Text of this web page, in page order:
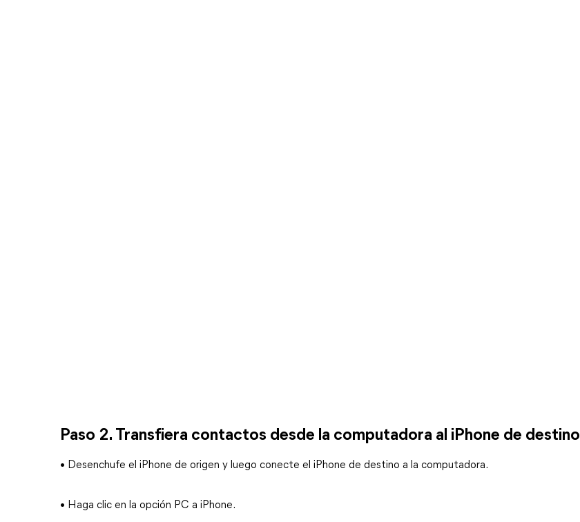
Paso 2. Transfiera contactos desde la computadora al iPhone de destino
• Desenchufe el iPhone de origen y luego conecte el iPhone de destino a la computadora.
• Haga clic en la opción PC a iPhone.